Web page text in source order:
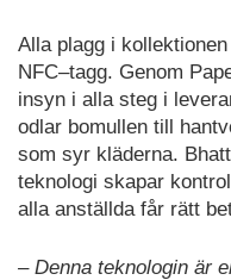
Alla plagg i kollektionen
NFC–tagg. Genom
insyn i alla steg i
odlar bomullen till
som syr kläderna.
teknologi skapar
alla anställda får rätt
– Denna teknologin är